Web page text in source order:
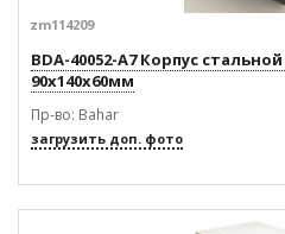
zm114209
BDA-40052-A7 Корпус
90x140x60мм
Пр-во: Bahar
загрузить доп. фото